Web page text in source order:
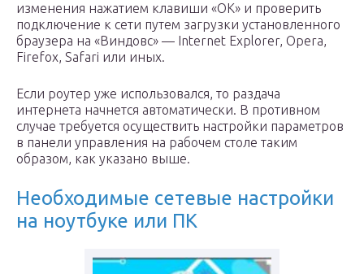
изменения нажатием клавиши «ОК» и проверить
подключение к сети путем загрузки установленного
браузера на «Виндовс» — Internet Explorer, Opera,
Firefox, Safari или иных.
Если роутер уже использовался, то раздача
интернета начнется автоматически. В противном
случае требуется осуществить настройки параметров
в панели управления на рабочем столе таким
образом, как указано выше.
Необходимые сетевые настройки
на ноутбуке или ПК